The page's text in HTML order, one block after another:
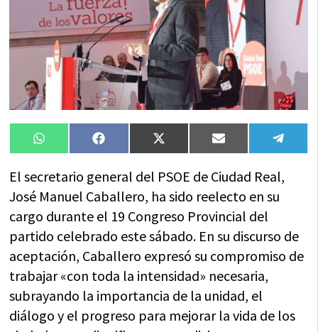
Compartir
en
WhatsAppCompartir
en
FacebookCompartir
en
X
(Twitter)
Compartir
en
Email
en
El secretario general del PSOE de Ciudad Real,
José Manuel Caballero, ha sido reelecto en su
cargo durante el 19 Congreso Provincial del
partido celebrado este sábado. En su discurso de
aceptación, Caballero expresó su compromiso de
trabajar «con toda la intensidad» necesaria,
subrayando la importancia de la unidad, el
diálogo y el progreso para mejorar la vida de los